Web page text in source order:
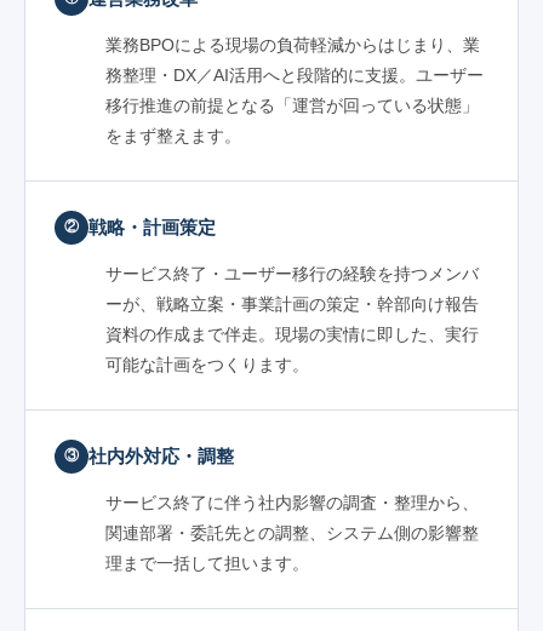
業務BPOによる現場の負荷軽減からはじまり、業
務整理・DX／AI活用へと段階的に支援。ユーザー
移行推進の前提となる「運営が回っている状態」
をまず整えます。
② 戦略・計画策定
サービス終了・ユーザー移行の経験を持つメンバ
ーが、戦略立案・事業計画の策定・幹部向け報告
資料の作成まで伴走。現場の実情に即した、実行
可能な計画をつくります。
③ 社内外対応・調整
サービス終了に伴う社内影響の調査・整理から、
関連部署・委託先との調整、システム側の影響整
理まで一括して担います。